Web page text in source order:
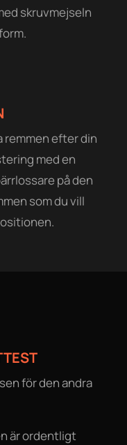
skruvmejseln
remmen efter din
med en
på den
som du vill
för den andra
är ordentligt